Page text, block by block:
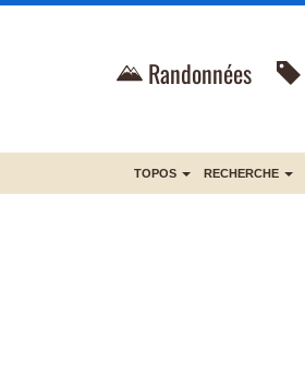
Randonnées
TOPOS RECHERCHE